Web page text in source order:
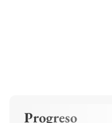
Progreso